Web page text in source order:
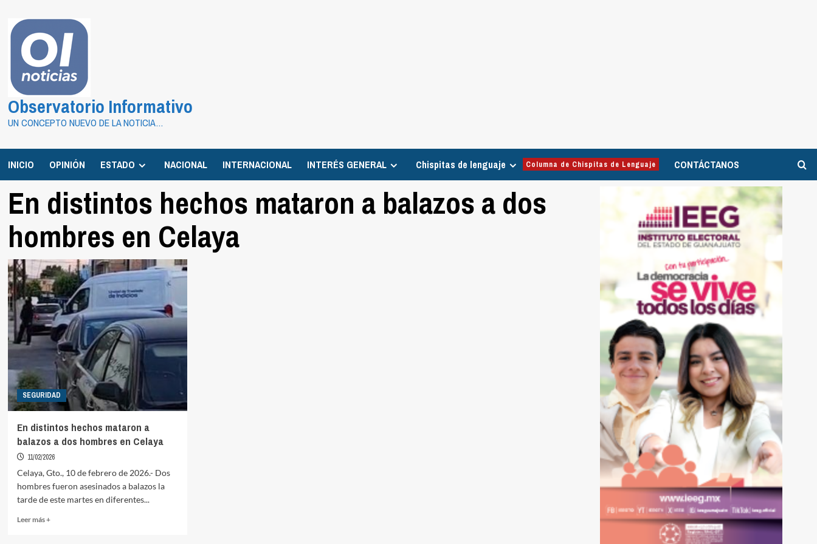
contenido
Observatorio Informativo
UN CONCEPTO NUEVO DE LA NOTICIA…
INICIO OPINIÓN ESTADO NACIONAL INTERNACIONAL INTERÉS GENERAL Chispitas de lenguaje Columna de Chispitas de Lenguaje CONTÁCTANOS
En distintos hechos mataron a balazos a dos
hombres en Celaya
SEGURIDAD
En distintos hechos mataron a
balazos a dos hombres en Celaya
11/02/2026
Celaya, Gto., 10 de febrero de 2026.- Dos
hombres fueron asesinados a balazos la
tarde de este martes en diferentes...
Leer más +Read